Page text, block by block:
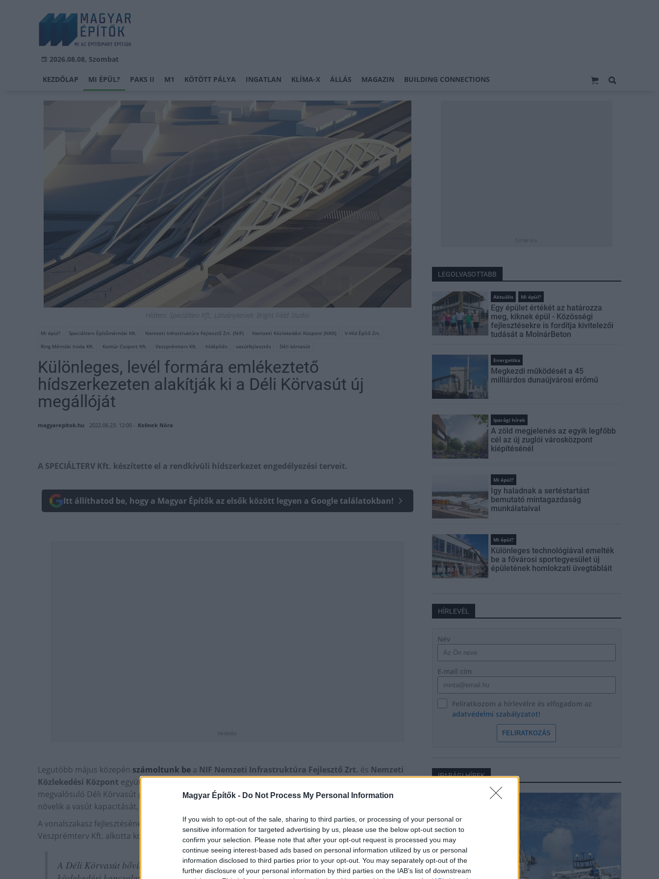
Magyar Építők - Do Not Process My Personal Information
If you wish to opt-out of the sale, sharing to third parties, or processing of your personal or
sensitive information for targeted advertising by us, please use the below opt-out section to
confirm your selection. Please note that after your opt-out request is processed you may
continue seeing interest-based ads based on personal information utilized by us or personal
information disclosed to third parties prior to your opt-out. You may separately opt-out of the
further disclosure of your personal information by third parties on the IAB’s list of downstream
2026.08.08, Szombat
KEZDŐLAP MI ÉPÜL? PAKS II M1 KÖTÖTT PÁLYA INGATLAN KLÍMA-X ÁLLÁS MAGAZIN BUILDING CONNECTIONS
Hídterv: Speciálterv Kft., Látványtervek: Bright Field Studio
Mi épül? Speciálterv Építőmérnöki Kft. Nemzeti Infrastruktúra Fejlesztő Zrt. (NIF) Nemzeti Közlekedési Központ (NKK)
V-Híd Építő Zrt.
Ring Mérnöki Iroda Kft.
Kontúr Csoport Kft. Veszprémterv Kft. hídépítés vasútfejlesztés Déli körvasút
Különleges, levél formára emlékeztető
hídszerkezeten alakítják ki a Déli Körvasút új
megállóját
magyarepitok.hu 2022.06.23. 12:00 - Kolinek Nóra
A SPECIÁLTERV Kft. készítette el a rendkívüli hídszerkezet engedélyezési terveit.
Itt állíthatod be, hogy a Magyar Építők az elsők között legyen a Google találatokban!
hirdetés
Legutóbb május közepén számoltunk be a NIF Nemzeti Infrastruktúra Fejlesztő Zrt. és Nemzeti
Közlekedési Központ együttműködésében megvalósuló beruházásában a
megvalósuló Déli Körvasút projektről, melynek keretében a Kelenföldi pályaudvartól a Népligetig
növelik a vasút kapacitását, a meglévő kettő mellé harmadik, egyes szakaszokon negyedik vágány épül.
A vonalszakasz fejlesztésének tervezése a Ring Mérnöki Iroda Kft., a Kontúr Csoport Kft. és a
Veszprémterv Kft. alkotta konzorcium munkájával valósul meg.
A Déli Körvasút bővítésével két új megálló is épül, így teljesen új, eddig hiányzó
LEGOLVASOTTABB
Aktuális Mi épül?
Egy épület értékét az határozza
meg, kiknek épül - Közösségi
fejlesztésekre is fordítja kivitelezői
tudását a MolnárBeton
Energetika
Megkezdi működését a 45
milliárdos dunaújvárosi erőmű
Iparági hírek
A zöld megjelenés az egyik legfőbb
cél az új zuglói városközpont
kiépítésénél
Mi épül?
Így haladnak a sertéstartást
bemutató mintagazdaság
munkálataival
Mi épül?
Különleges technológiával emelték
be a fővárosi sportegyesület új
épületének homlokzati üvegtábláit
HÍRLEVÉL
Név
E-mail cím
Feliratkozom a hírlevélre és elfogadom az
adatvédelmi szabályzatot!
FELIRATKOZÁS
IPARÁGI HÍREK